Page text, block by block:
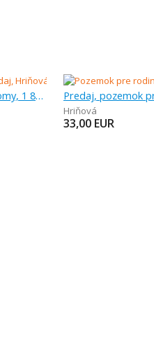
Predaj, pozemok pre rodinné domy, 1 811 m Predaj, pozemok
Hriňová
33,00 EUR